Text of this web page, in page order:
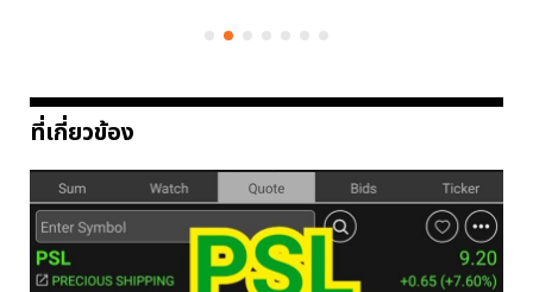
ที่เกี่ยวข้อง